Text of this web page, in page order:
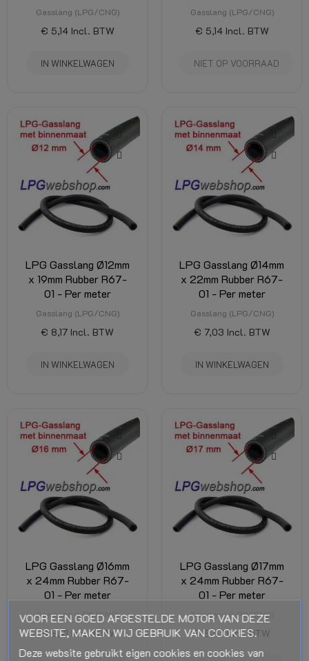
Gasslang (LPG/CNG)
€ 5,14 Incl. BTW
IN WINKELWAGEN
Gasslang (LPG/CNG)
€ 5,14 Incl. BTW
NIET OP VOORRAAD
LPG Gasslang Ø12mm
x 19mm Rubber R67-
01 - Per meter
Gasslang (LPG/CNG)
€ 8,17 Incl. BTW
IN WINKELWAGEN
LPG Gasslang Ø14mm
x 22mm Rubber R67-
01 - Per meter
Gasslang (LPG/CNG)
€ 7,03 Incl. BTW
IN WINKELWAGEN
LPG Gasslang Ø16mm
x 24mm Rubber R67-
01 - Per meter
Gasslang (LPG/CNG)
€ 8,71 Incl. BTW
LPG Gasslang Ø17mm
x 24mm Rubber R67-
01 - Per meter
Gasslang (LPG/CNG)
€ 8,47 Incl. BTW
VOOR EEN GOED AFGESTELDE MOTOR VAN DEZE
WEBSITE, MAKEN WIJ GEBRUIK VAN COOKIES.
Deze website gebruikt eigen cookies en cookies van